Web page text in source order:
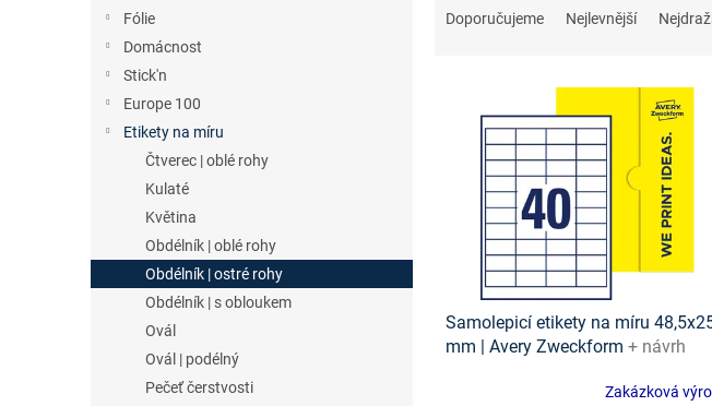
Fólie
Domácnost
Stick'n
Europe 100
Etikety na míru
Čtverec | oblé rohy
Kulaté
Květina
Obdélník | oblé rohy
Obdélník | ostré rohy
Obdélník | s obloukem
Ovál
Ovál | podélný
Pečeť čerstvosti
Doporučujeme Nejlevnější
Samolepicí etikety na míru
mm | Avery Zweckform + návrh
Zakázková